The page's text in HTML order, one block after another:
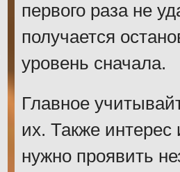
первого раза не
получается
уровень сначала.
Главное
их. Также
нужно проявить